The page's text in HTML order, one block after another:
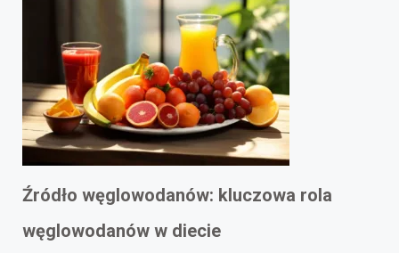
Źródło węglowodanów: kluczowa rola
węglowodanów w diecie